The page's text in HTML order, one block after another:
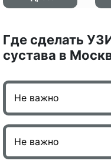
Где сделать
сустава в